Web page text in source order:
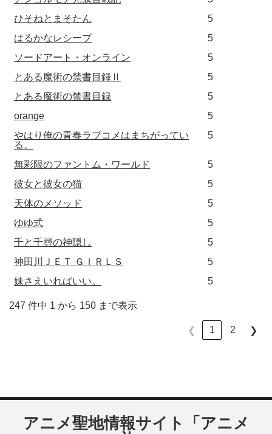
ひそねとまそたん
5
はるかなレシーブ
5
ソードアート・オンライン
5
とある魔術の禁書目録Ⅱ
5
とある魔術の禁書目録
5
orange
5
やはり俺の青春ラブコメはまちがってい
る。
5
無彩限のファントム・ワールド
5
彼女と彼女の猫
5
天体のメソッド
5
ゆゆ式
5
千と千尋の神隠し
5
神田川ＪＥＴ ＧＩＲＬＳ
5
妹さえいればいい。
5
247 件中 1 から 150 まで表示
❮ 1 2 ❯
アニメ聖地情報サイト「アニメ